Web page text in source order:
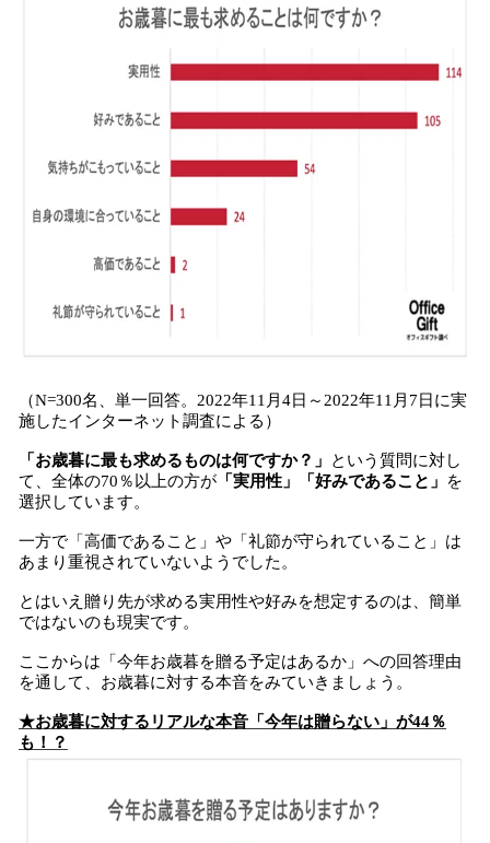
（N=300名、単一回答。2022年11月4日～2022年11月7日に実
施したインターネット調査による）
「お歳暮に最も求めるものは何ですか？」
という質問に対し
て、全体の70％以上の方が 「実用性」「好みであること」
を
選択しています。
一方で「高価であること」や「礼節が守られていること」は
あまり重視されていないようでした。
とはいえ贈り先が求める実用性や好みを想定するのは、簡単
ではないのも現実です。
ここからは「今年お歳暮を贈る予定はあるか」への回答理由
を通して、お歳暮に対する本音をみていきましょう。
★お歳暮に対するリアルな本音「今年は贈らない」が44％
も！？